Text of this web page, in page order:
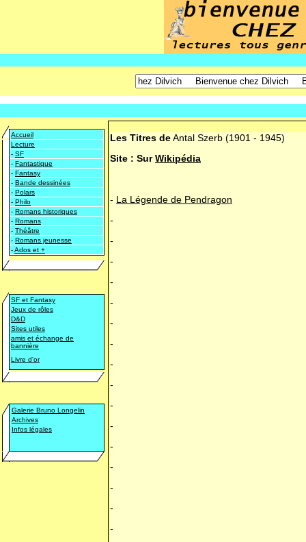
Accueil
Lecture
- SF
- Fantastique
- Fantasy
- Bande dessinées
- Polars
- Philo
- Romans historiques
- Romans
- Théâtre
- Romans jeunesse
-Ados et +
SF et Fantasy
Jeux de rôles
D&D
Sites utiles
amis et échange de
bannière
Livre d'or
Galerie Bruno Longelin
Archives
Infos légales
Les Titres deAntal Szerb (1901 - 1945)
Site : SurWikipédia
- La Légende de Pendragon
-
-
-
-
-
-
-
-
-
-
-
-
-
-
-
-